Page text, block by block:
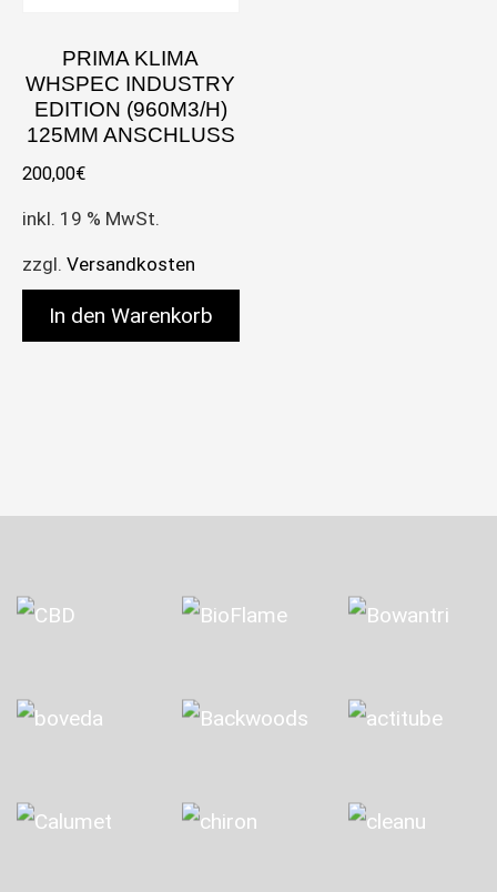
PRIMA KLIMA
WHSPEC INDUSTRY
EDITION (960M3/H)
125MM ANSCHLUSS
200,00€
inkl. 19 % MwSt.
zzgl. Versandkosten
In den Warenkorb